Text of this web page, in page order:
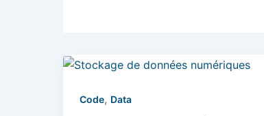
Code, Data